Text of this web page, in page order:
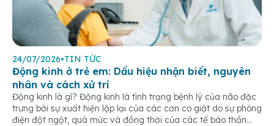
24/07/2026•TIN TỨC
Động kinh ở trẻ em: Dấu hiệu nhận biết, nguyên
nhân và cách xử trí
Động kinh là gì? Động kinh là tình trạng bệnh lý của não đặc
trưng bởi sự xuất hiện lặp lại của các cơn co giật do sự phóng
điện đột ngột, quá mức và đồng thời của các tế bào thần